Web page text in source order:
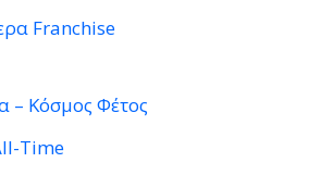
Franchise
– Κόσμος Φέτος
Time